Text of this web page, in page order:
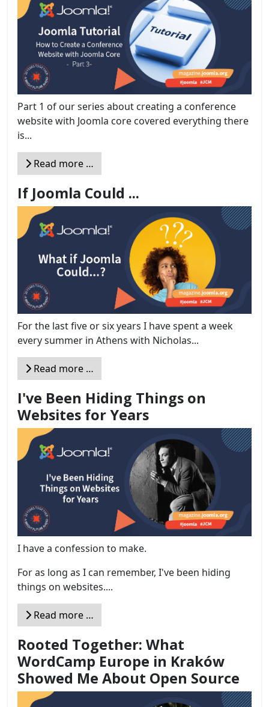
Part 1 of our series about creating a conference
website with Joomla core covered everything there
is...
Read more …
If Joomla Could ...
For the last five or six years I have spent a week
every summer in Athens with Nicholas...
Read more …
I've Been Hiding Things on
Websites for Years
I have a confession to make.
For as long as I can remember, I've been hiding
things on websites....
Read more …
Rooted Together: What
WordCamp Europe in Kraków
Showed Me About Open Source